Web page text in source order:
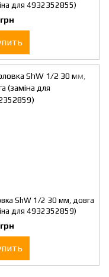
для 4932352855)
ShW 1/2 30 мм, довга
для 4932352859)